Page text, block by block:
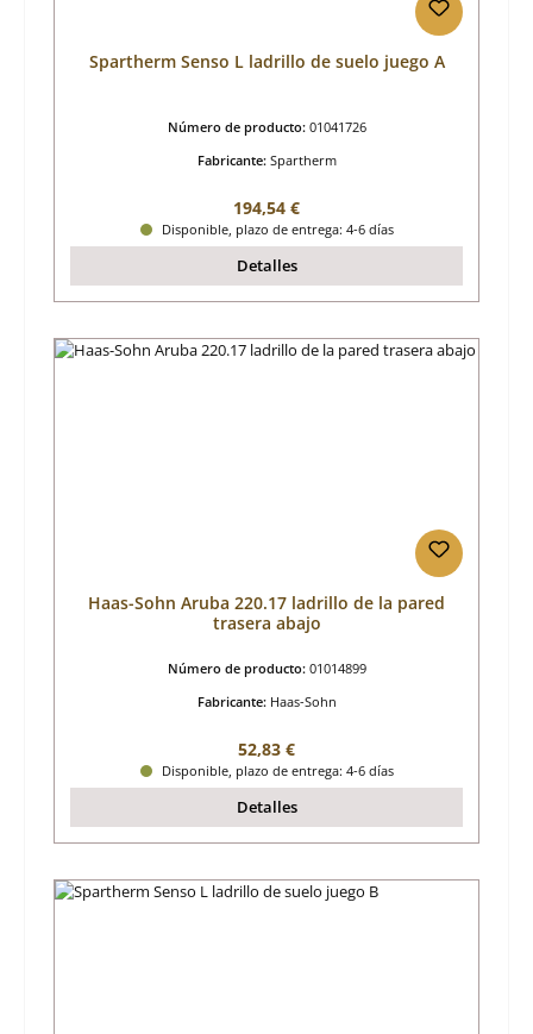
Spartherm Senso L ladrillo de suelo juego A
Número de producto: 01041726
Fabricante: Spartherm
Precio normal:
194,54 €
Disponible, plazo de entrega: 4-6 días
Detalles
Haas-Sohn Aruba 220.17 ladrillo de la pared
trasera abajo
Número de producto: 01014899
Fabricante: Haas-Sohn
Precio normal:
52,83 €
Disponible, plazo de entrega: 4-6 días
Detalles